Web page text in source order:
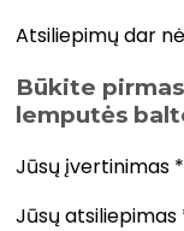
Atsiliepimų dar
Būkite
lemputės
Jūsų įvertinimas *
Jūsų atsiliepimas